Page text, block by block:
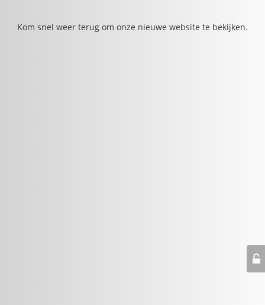
Kom snel weer terug om onze nieuwe website te bekijken.